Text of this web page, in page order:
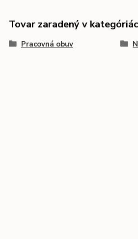
Tovar zaradený v
Pracovná obuv